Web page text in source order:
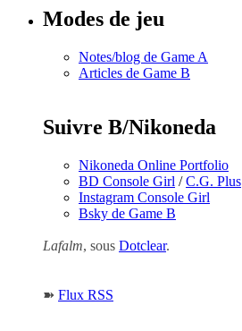
Modes de jeu
Notes/blog de Game A
Articles de Game B
Suivre B/Nikoneda
Nikoneda Online Portfolio
BD Console Girl /C.G. Plus
Instagram Console Girl
Bsky de Game B
Lafalm, sous Dotclear.
➽ Flux RSS